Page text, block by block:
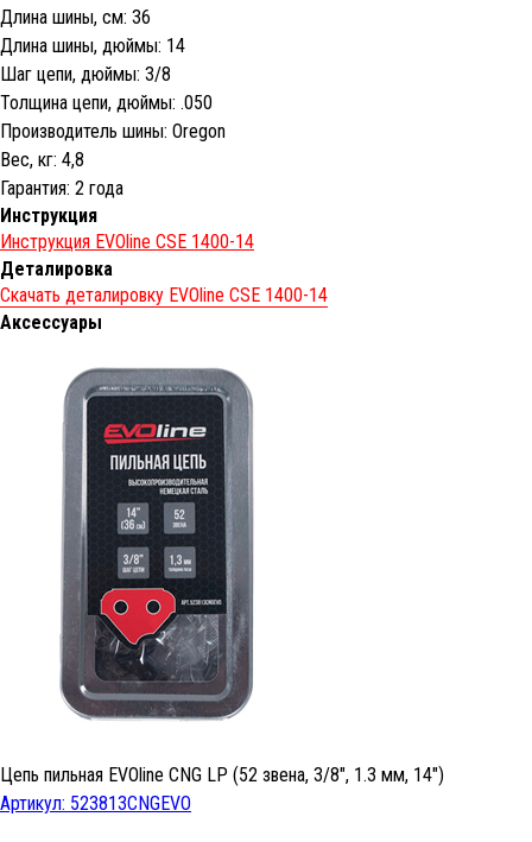
Длина шины, см: 36
Длина шины, дюймы: 14
Шаг цепи, дюймы: 3/8
Толщина цепи, дюймы: .050
Производитель шины: Oregon
Вес, кг: 4,8
Гарантия: 2 года
Инструкция
Инструкция EVOline CSE 1400-14
Деталировка
Скачать деталировку EVOline CSE 1400-14
Аксессуары
Цепь пильная EVOline CNG LP (52 звена, 3/8", 1.3 мм, 14")
Артикул: 523813CNGEVO